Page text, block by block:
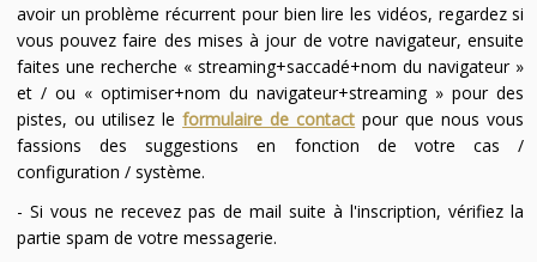
avoir un problème récurrent pour bien lire les vidéos, regardez si
vous pouvez faire des mises à jour de votre navigateur, ensuite
faites une recherche « streaming+saccadé+nom du navigateur »
et / ou « optimiser+nom du navigateur+streaming » pour des
pistes, ou utilisez leformulaire de contact pour que nous vous
fassions des suggestions en fonction de votre cas /
configuration / système.
- Si vous ne recevez pas de mail suite à l'inscription, vérifiez la
partie spam de votre messagerie.